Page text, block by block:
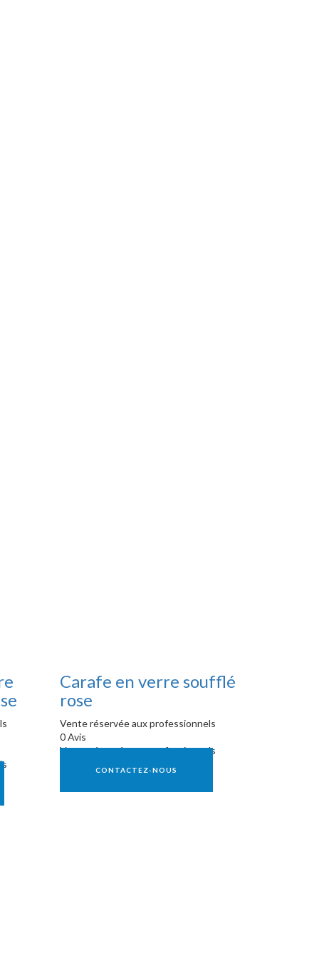
Carafe en verre soufflé
rose
Vente réservée aux professionnels
0 Avis
Vente réservée aux professionnels
CONTACTEZ-NOUS